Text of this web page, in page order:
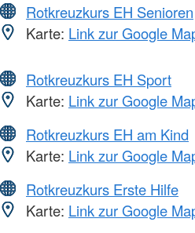
Rotkreuzkurs EH Senioren
Karte: Link zur Google
Rotkreuzkurs EH Sport
Karte: Link zur Google
Rotkreuzkurs EH am Kind
Karte: Link zur Google
Rotkreuzkurs Erste Hilfe
Karte: Link zur Google